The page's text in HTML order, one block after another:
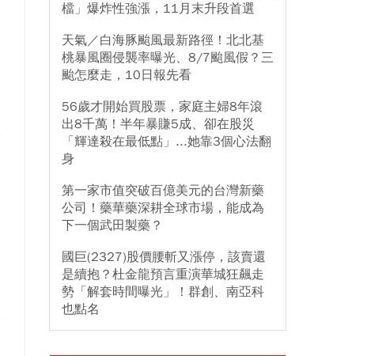
檔」爆炸性強漲，11月末升段首選
天氣／白海豚颱風最新路徑！北北基
桃暴風圈侵襲率曝光、8/7颱風假？三
颱怎麼走，10日報先看
56歲才開始買股票，家庭主婦8年滾
出8千萬！半年暴賺5成、卻在股災
「輝達殺在最低點」...她靠3個心法翻
身
第一家市值突破百億美元的台灣新藥
公司！藥華藥深耕全球市場，能成為
下一個武田製藥？
國巨(2327)股價腰斬又漲停，該賣還
是續抱？杜金龍預言重演華城狂飆走
勢「解套時間曝光」！群創、南亞科
也點名